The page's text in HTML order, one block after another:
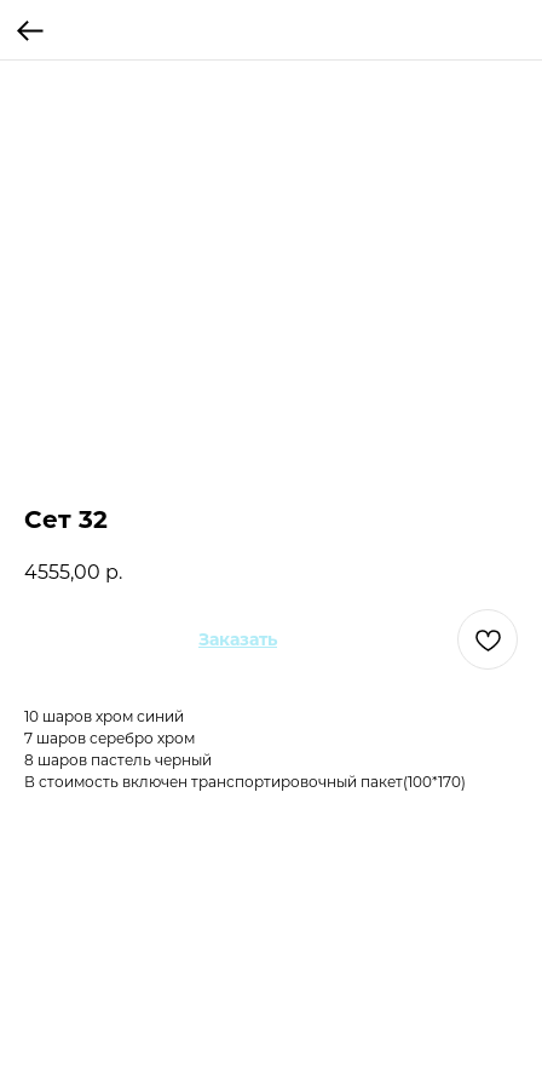
Сет 32
4555,00 р.
Заказать
10 шаров хром синий
7 шаров серебро хром
8 шаров пастель черный
В стоимость включен транспортировочный пакет(100*170)